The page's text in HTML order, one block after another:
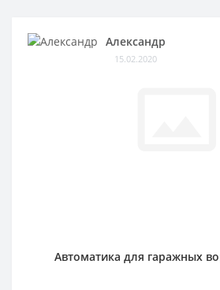
Александр
15.02.2020
Автоматика для гаражных